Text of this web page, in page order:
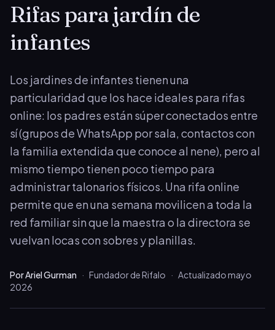
Rifas para jardín de
infantes
Los jardines de infantes tienen una
particularidad que los hace ideales para rifas
online: los padres están súper conectados entre
sí (grupos de WhatsApp por sala, contactos con
la familia extendida que conoce al nene), pero al
mismo tiempo tienen poco tiempo para
administrar talonarios físicos. Una rifa online
permite que en una semana movilicen a toda la
red familiar sin que la maestra o la directora se
vuelvan locas con sobres y planillas.
Por Ariel Gurman · Fundador de Rifalo · Actualizado mayo
2026